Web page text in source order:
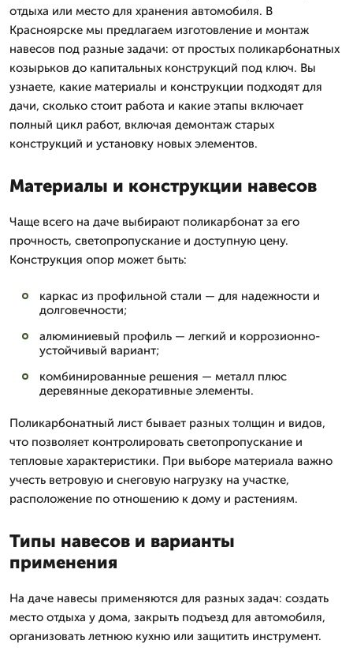
отдыха или место для хранения автомобиля. В
Красноярске мы предлагаем изготовление и монтаж
навесов под разные задачи: от простых поликарбонатных
козырьков до капитальных конструкций под ключ. Вы
узнаете, какие материалы и конструкции подходят для
дачи, сколько стоит работа и какие этапы включает
полный цикл работ, включая демонтаж старых
конструкций и установку новых элементов.
Материалы и конструкции навесов
Чаще всего на даче выбирают поликарбонат за его
прочность, светопропускание и доступную цену.
Конструкция опор может быть:
каркас из профильной стали — для надежности и
долговечности;
алюминиевый профиль — легкий и коррозионно-
устойчивый вариант;
комбинированные решения — металл плюс
деревянные декоративные элементы.
Поликарбонатный лист бывает разных толщин и видов,
что позволяет контролировать светопропускание и
тепловые характеристики. При выборе материала важно
учесть ветровую и снеговую нагрузку на участке,
расположение по отношению к дому и растениям.
Типы навесов и варианты
применения
На даче навесы применяются для разных задач: создать
место отдыха у дома, закрыть подъезд для автомобиля,
организовать летнюю кухню или защитить инструмент.